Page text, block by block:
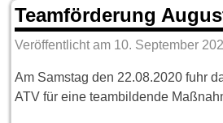
Teamförderung
Veröffentlicht am 10. September
Am Samstag den 22.08.2020 fuhr
ATV für eine teambildende